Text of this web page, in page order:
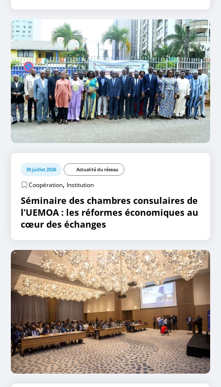
30 juillet 2026 Actualité du réseau
Coopération, Institution
Séminaire des chambres consulaires de
l’UEMOA : les réformes économiques au
cœur des échanges